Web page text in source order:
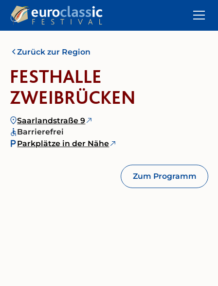
Zurück zur Region
FESTHALLE
ZWEIBRÜCKEN
Saarlandstraße 9
Barrierefrei
Parkplätze in der Nähe
Zum Programm